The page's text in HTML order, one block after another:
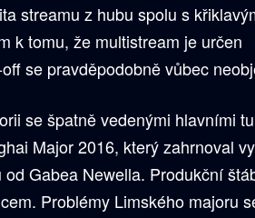
streamu z hubu spolu s
k tomu, že multistream je určen
se pravděpodobně vůbec
se špatně vedenými hlavními
Major 2016, který zahrnoval
Gabea Newella. Produkční
Problémy Limského majoru